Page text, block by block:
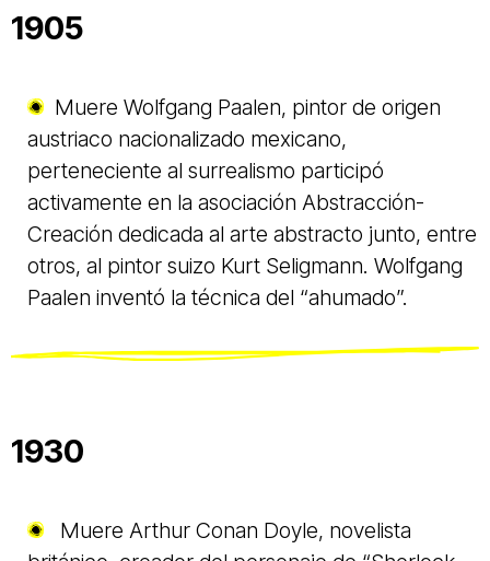
1905
Muere Wolfgang Paalen, pintor de origen
austriaco nacionalizado mexicano,
perteneciente al surrealismo participó
activamente en la asociación Abstracción-
Creación dedicada al arte abstracto junto, entre
otros, al pintor suizo Kurt Seligmann. Wolfgang
Paalen inventó la técnica del “ahumado”.
1930
Muere Arthur Conan Doyle, novelista